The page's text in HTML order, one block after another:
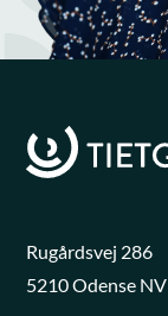
Rugårdsvej 286
5210 Odense NV